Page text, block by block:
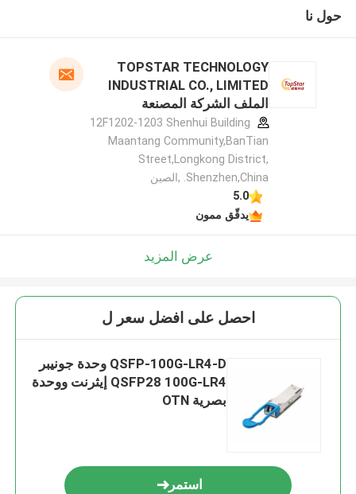
حول نا
TOPSTAR TECHNOLOGY
INDUSTRIAL CO., LIMITED
الملف الشركة المصنعة
12F1202-1203 Shenhui Building
Maantang Community,BanTian
Street,Longkong District,
Shenzhen,China. ,الصين
5.0
يدقّق ممون
عرض المزيد
احصل على افضل سعر ل
QSFP-100G-LR4-D وحدة جونيبر
QSFP28 100G-LR4 إيثرنت ووحدة
بصرية OTN
استمر